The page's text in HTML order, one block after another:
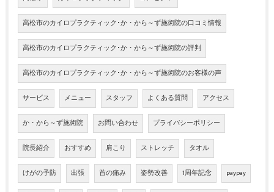
高松市のカイロプラクティック･か・から～ず施術院の口コミ情報
高松市のカイロプラクティック･か・から～ず施術院の評判
高松市のカイロプラクティック･か・から～ず施術院のお客様の声
サービス メニュー スタッフ よくある質問 アクセス
か・から～ず施術院 お問い合わせ プライバシーポリシー
院長紹介 おすすめ 肩こり ストレッチ タオル
けがの予防 出張 首の痛み 姿勢改善 1周年記念 paypay